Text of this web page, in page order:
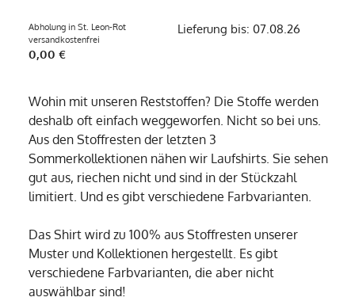
Abholung in St. Leon-Rot
versandkostenfrei
0,00 €
Lieferung bis: 07.08.26
Wohin mit unseren Reststoffen? Die Stoffe werden
deshalb oft einfach weggeworfen. Nicht so bei uns.
Aus den Stoffresten der letzten 3
Sommerkollektionen nähen wir Laufshirts. Sie sehen
gut aus, riechen nicht und sind in der Stückzahl
limitiert. Und es gibt verschiedene Farbvarianten.
Das Shirt wird zu 100% aus Stoffresten unserer
Muster und Kollektionen hergestellt. Es gibt
verschiedene Farbvarianten, die aber nicht
auswählbar sind!